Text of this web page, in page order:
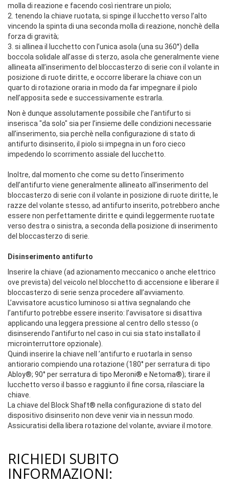
molla di reazione e facendo così rientrare un piolo;
2. tenendo la chiave ruotata, si spinge il lucchetto verso l’alto
vincendo la spinta di una seconda molla di reazione, nonchè della
forza di gravità;
3. si allinea il lucchetto con l’unica asola (una su 360°) della
boccola solidale all’asse di sterzo, asola che generalmente viene
allineata all’inserimento del bloccasterzo di serie con il volante in
posizione di ruote diritte, e occorre liberare la chiave con un
quarto di rotazione oraria in modo da far impegnare il piolo
nell’apposita sede e successivamente estrarla.
Non è dunque assolutamente possibile che l’antifurto si
inserisca "da solo" sia per l’insieme delle condizioni necessarie
all’inserimento, sia perchè nella configurazione di stato di
antifurto disinserito, il piolo si impegna in un foro cieco
impedendo lo scorrimento assiale del lucchetto.
Inoltre, dal momento che come su detto l’inserimento
dell’antifurto viene generalmente allineato all’inserimento del
bloccasterzo di serie con il volante in posizione di ruote diritte, le
razze del volante stesso, ad antifurto inserito, potrebbero anche
essere non perfettamente diritte e quindi leggermente ruotate
verso destra o sinistra, a seconda della posizione di inserimento
del bloccasterzo di serie.
Disinserimento antifurto
Inserire la chiave (ad azionamento meccanico o anche elettrico
ove prevista) del veicolo nel blocchetto di accensione e liberare il
bloccasterzo di serie senza procedere all’avviamento.
L’avvisatore acustico luminoso si attiva segnalando che
l’antifurto potrebbe essere inserito: l’avvisatore si disattiva
applicando una leggera pressione al centro dello stesso (o
disinserendo l’antifurto nel caso in cui sia stato installato il
microinterruttore opzionale).
Quindi inserire la chiave nell ’antifurto e ruotarla in senso
antiorario compiendo una rotazione (180° per serratura di tipo
Abloy®; 90° per serratura di tipo Meroni® e Netoma®); tirare il
lucchetto verso il basso e raggiunto il fine corsa, rilasciare la
chiave.
La chiave del Block Shaft® nella configurazione di stato del
dispositivo disinserito non deve venir via in nessun modo.
Assicuratisi della libera rotazione del volante, avviare il motore.
RICHIEDI SUBITO
INFORMAZIONI: